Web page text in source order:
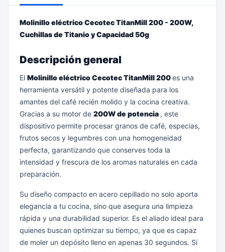
Molinillo eléctrico Cecotec TitanMill 200 - 200W,
Cuchillas de Titanio y Capacidad 50g
Descripción general
El Molinillo eléctrico Cecotec TitanMill 200es una
herramienta versátil y potente diseñada para los
amantes del café recién molido y la cocina creativa.
Gracias a su motor de 200W de potencia , este
dispositivo permite procesar granos de café, especias,
frutos secos y legumbres con una homogeneidad
perfecta, garantizando que conserves toda la
intensidad y frescura de los aromas naturales en cada
preparación.
Su diseño compacto en acero cepillado no solo aporta
elegancia a tu cocina, sino que asegura una limpieza
rápida y una durabilidad superior. Es el aliado ideal para
quienes buscan optimizar su tiempo, ya que es capaz
de moler un depósito lleno en apenas 30 segundos. Si